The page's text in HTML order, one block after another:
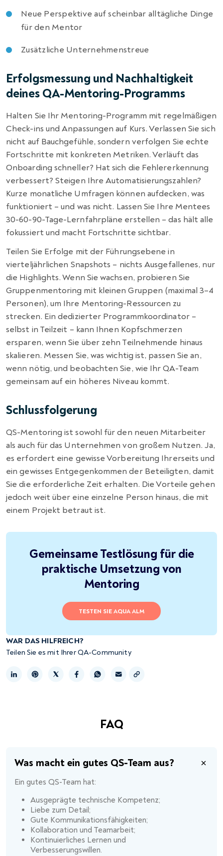
Neue Perspektive auf scheinbar alltägliche Dinge
für den Mentor
Zusätzliche Unternehmenstreue
Erfolgsmessung und Nachhaltigkeit
deines QA-Mentoring-Programms
Halten Sie Ihr Mentoring-Programm mit regelmäßigen
Check-ins und Anpassungen auf Kurs. Verlassen Sie sich
nicht auf Bauchgefühle, sondern verfolgen Sie echte
Fortschritte mit konkreten Metriken. Verläuft das
Onboarding schneller? Hat sich die Fehlererkennung
verbessert? Steigen Ihre Automatisierungszahlen?
Kurze monatliche Umfragen können aufdecken, was
funktioniert – und was nicht. Lassen Sie Ihre Mentees
30-60-90-Tage-Lernfahrpläne erstellen – das hält alle
fokussiert und macht Fortschritte sichtbar.
Teilen Sie Erfolge mit der Führungsebene in
vierteljährlichen Snapshots – nichts Ausgefallenes, nur
die Highlights. Wenn Sie wachsen, probieren Sie
Gruppenmentoring mit kleinen Gruppen (maximal 3–4
Personen), um Ihre Mentoring-Ressourcen zu
strecken. Ein dedizierter Programmkoordinator –
selbst in Teilzeit – kann Ihnen Kopfschmerzen
ersparen, wenn Sie über zehn Teilnehmende hinaus
skalieren. Messen Sie, was wichtig ist, passen Sie an,
wenn nötig, und beobachten Sie, wie Ihr QA-Team
gemeinsam auf ein höheres Niveau kommt.
Schlussfolgerung
QS-Mentoring ist sowohl für den neuen Mitarbeiter
als auch für das Unternehmen von großem Nutzen. Ja,
es erfordert eine gewisse Vorbereitung Ihrerseits und
ein gewisses Entgegenkommen der Beteiligten, damit
Sie die erforderliche Zeit erhalten. Die Vorteile gehen
jedoch weit über eine einzelne Person hinaus, die mit
einem Projekt betraut ist.
Gemeinsame Testlösung für die
praktische Umsetzung von
Mentoring
TESTEN SIE AQUA ALM
WAR DAS HILFREICH?
Teilen Sie es mit Ihrer QA-Community
FAQ
Was macht ein gutes QS-Team aus?
Ein gutes QS-Team hat:
Ausgeprägte technische Kompetenz;
Liebe zum Detail;
Gute Kommunikationsfähigkeiten;
Kollaboration und Teamarbeit;
Kontinuierliches Lernen und
Verbesserungswillen.